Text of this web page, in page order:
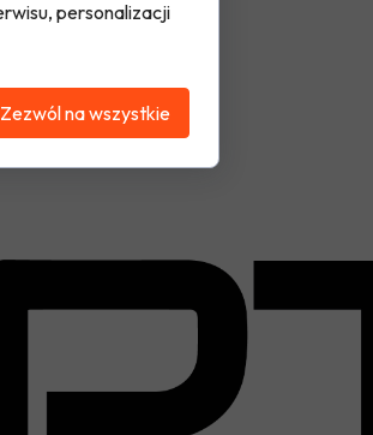
personalizacji
Zezwól na wszystkie